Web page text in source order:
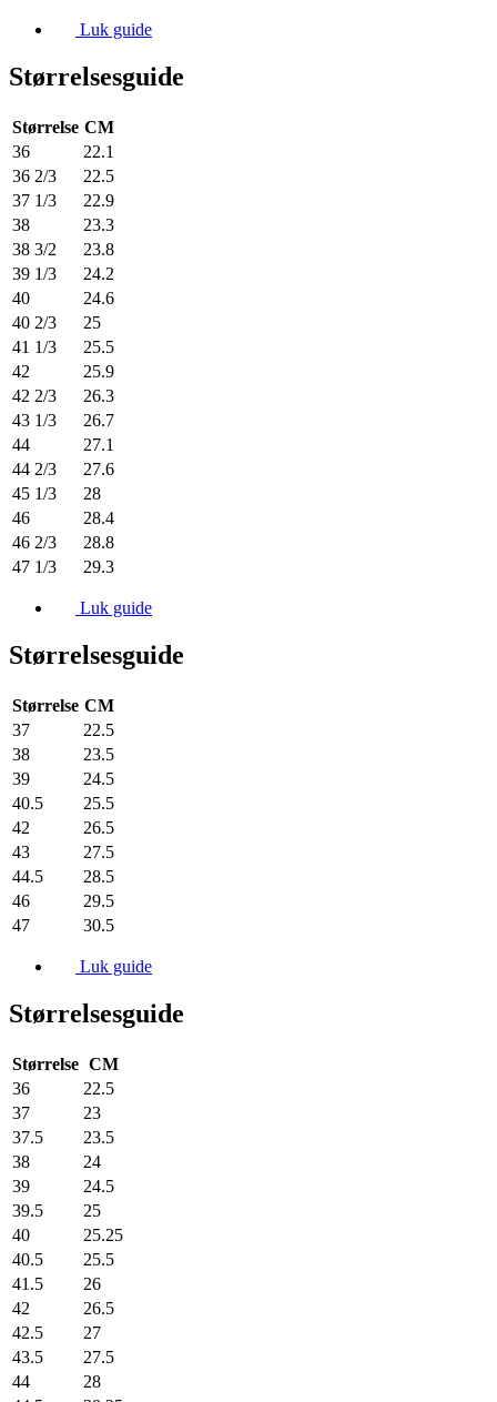
Luk guide
Størrelsesguide
Størrelse CM
36
22.1
36 2/3
22.5
37 1/3
22.9
38
23.3
38 3/2
23.8
39 1/3
24.2
40
24.6
40 2/3
25
41 1/3
25.5
42
25.9
42 2/3
26.3
43 1/3
26.7
44
27.1
44 2/3
27.6
45 1/3
28
46
28.4
46 2/3
28.8
47 1/3
29.3
Luk guide
Størrelsesguide
Størrelse CM
37
22.5
38
23.5
39
24.5
40.5
25.5
42
26.5
43
27.5
44.5
28.5
46
29.5
47
30.5
Luk guide
Størrelsesguide
Størrelse CM
36
22.5
37
23
37.5
23.5
38
24
39
24.5
39.5
25
40
25.25
40.5
25.5
41.5
26
42
26.5
42.5
27
43.5
27.5
44
28